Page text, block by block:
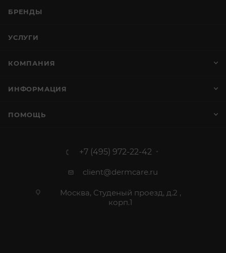
БРЕНДЫ
УСЛУГИ
КОМПАНИЯ
ИНФОРМАЦИЯ
ПОМОЩЬ
+7 (495) 972-22-42
client@dermcare.ru
Москва, Студеный проезд, д.2 ,
корп.1